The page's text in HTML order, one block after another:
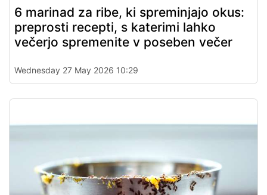
6 marinad za ribe, ki spreminjajo okus:
preprosti recepti, s katerimi lahko
večerjo spremenite v poseben večer
Wednesday 27 May 2026 10:29